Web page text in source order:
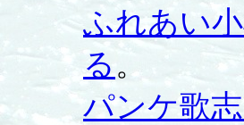
ふれあい
る 。
パンケ歌